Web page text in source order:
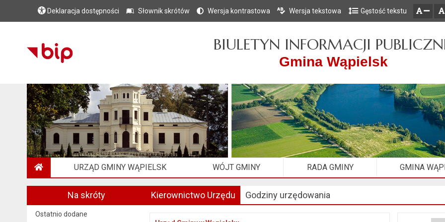
Przejdź do głównego menu
Przejdź do treści
Przejdź do mapy serwisu
Deklaracja dostępności Słownik skrótów Wersja kontrastowa Wersja tekstowa Gęstość tekstu
BIULETYN INFORMACJI
Gmina Wąpielsk
URZĄD GMINY WĄPIELSK WÓJT GMINY RADA GMINY GMINA
Na skróty
Ostatnio dodane
Kierownictwo Urzędu Godziny urzędowania